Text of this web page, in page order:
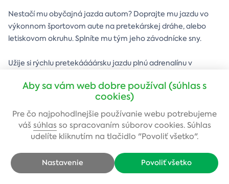
Nestačí mu obyčajná jazda autom? Doprajte mu jazdu vo
výkonnom športovom aute na pretekárskej dráhe, alebo
letiskovom okruhu. Splníte mu tým jeho závodnícke sny.
Užije si rýchlu pretekáááársku jazdu plnú adrenalínu v
formuli, alebo suprovú jazdu v pretekárskom Porsche.
Len on v rýchlom aute a voľná dráha pred ním.
Zobraziť zážitky
Aby sa vám web dobre používal (súhlas s
cookies)
Pre čo najpohodlnejšie používanie webu potrebujeme
váš súhlas so spracovaním súborov cookies. Súhlas
udelíte kliknutím na tlačidlo "Povoliť všetko".
Povoliť všetko
Nastavenie